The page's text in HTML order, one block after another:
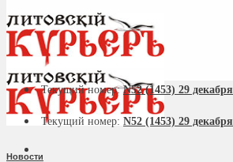
Текущий номер:N52 (1453) 29 декабря
Текущий номер: N52 (1453) 29 декабря
Новости